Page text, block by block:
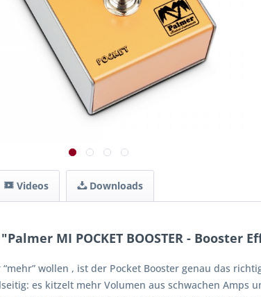
Videos Downloads
MI POCKET BOOSTER - Booster
wollen , ist der Pocket Booster genau das
es kitzelt mehr Volumen aus schwachen